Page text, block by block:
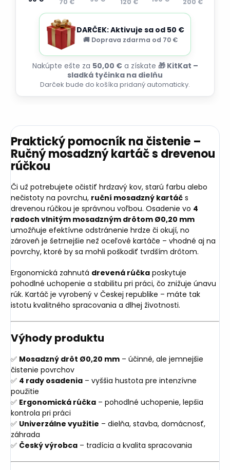
70 € 120 € 200 €
DARČEK: Aktivuje sa od 50 €
🚚 Doprava zdarma od 70 €
Nakúpte ešte za 50,00 €a získate 🎁 KitKat –
sladká tyčinka na dielňu
Darček bude do košíka pridaný automaticky.
Praktický pomocník na čistenie –
Ručný mosadzný kartáč s drevenou
rúčkou
Či už potrebujete očistiť hrdzavý kov, starú farbu alebo
nečistoty na povrchu, ruční mosadzný kartáč s
drevenou rúčkou je správnou voľbou. Osadenie vo 4
radoch vlnitým mosadzným drôtom Ø0,20 mm
umožňuje efektívne odstránenie hrdze či okují, no
zároveň je šetrnejšie než oceľové kartáče – vhodné aj na
povrchy, ktoré by sa mohli poškodiť tvrdším drôtom.
Ergonomická zahnutá drevená rúčka poskytuje
pohodlné uchopenie a stabilitu pri práci, čo znižuje únavu
rúk. Kartáč je vyrobený v Českej republike – máte tak
istotu kvalitného spracovania a dlhej životnosti.
Výhody produktu
✅ Mosadzný drôt Ø0,20 mm – účinné, ale jemnejšie
čistenie povrchov
✅ 4 rady osadenia – vyššia hustota pre intenzívne
použitie
✅ Ergonomická rúčka – pohodlné uchopenie, lepšia
kontrola pri práci
✅ Univerzálne využitie – dielňa, stavba, domácnosť,
záhrada
✅ Český výrobca – tradícia a kvalita spracovania